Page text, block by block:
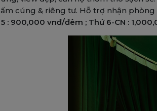
cúng & riêng tư. Hỗ trợ nhận
: 900,000 vnđ/đêm ; Thứ 6-CN :